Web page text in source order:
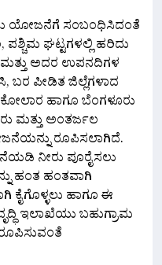
ಯೋಜನೆಗೆ ಸಂಬಂಧಿಸಿದಂತೆ
ಘಟ್ಟಗಳಲ್ಲಿ ಹರಿದು
ಮತ್ತು ಅದರ ಉಪನದಿಗಳ
ಬರ ಪೀಡಿತ ಜಿಲ್ಲೆಗಳಾದ
ಕೋಲಾರ ಹಾಗೂ ಬೆಂಗಳೂರು
ಮತ್ತು ಅಂತರ್ಜಲ
ರೂಪಿಸಲಾಗಿದೆ.
ನೀರು ಪೂರೈಸಲು
ಹಂತ ಹಂತವಾಗಿ
ಹಾಗೂ ಈ
ಇಲಾಖೆಯು ಬಹುಗ್ರಾಮ